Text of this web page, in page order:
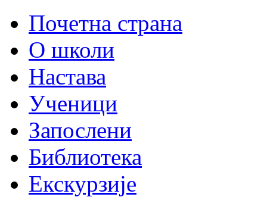
Почетна страна
О школи
Настава
Ученици
Запослени
Библиотека
Екскурзије